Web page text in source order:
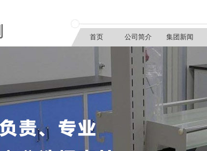
首页 公司简介 集团新闻